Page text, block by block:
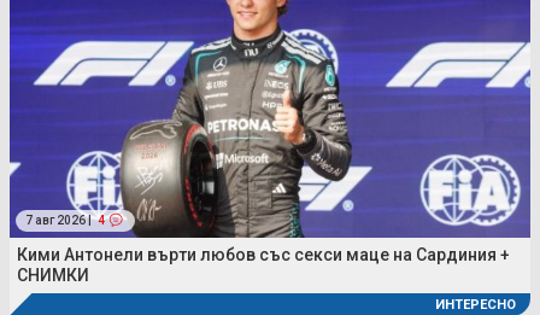
7 авг 2026 | 4
Кими Антонели върти любов със секси маце на Сардиния +
СНИМКИ
ИНТЕРЕСНО